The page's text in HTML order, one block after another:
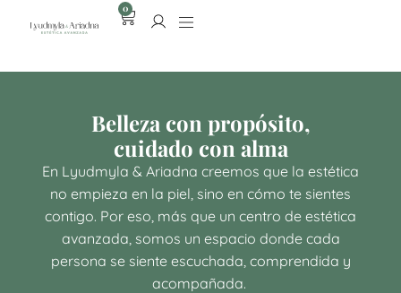
0
Belleza con propósito,
cuidado con alma
En Lyudmyla & Ariadna creemos que la estética
no empieza en la piel, sino en cómo te sientes
contigo. Por eso, más que un centro de estética
avanzada, somos un espacio donde cada
persona se siente escuchada, comprendida y
acompañada.